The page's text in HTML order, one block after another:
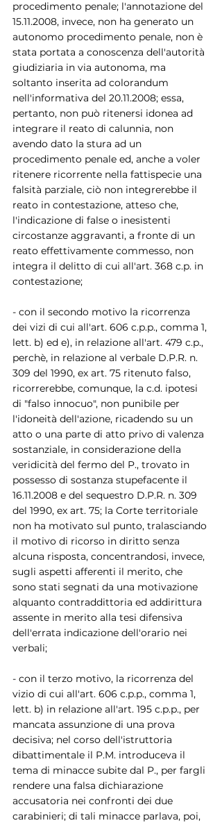
procedimento penale; l'annotazione del
15.11.2008, invece, non ha generato un
autonomo procedimento penale, non è
stata portata a conoscenza dell'autorità
giudiziaria in via autonoma, ma
soltanto inserita ad colorandum
nell'informativa del 20.11.2008; essa,
pertanto, non può ritenersi idonea ad
integrare il reato di calunnia, non
avendo dato la stura ad un
procedimento penale ed, anche a voler
ritenere ricorrente nella fattispecie una
falsità parziale, ciò non integrerebbe il
reato in contestazione, atteso che,
l'indicazione di false o inesistenti
circostanze aggravanti, a fronte di un
reato effettivamente commesso, non
integra il delitto di cui all'art. 368 c.p. in
contestazione;
- con il secondo motivo la ricorrenza
dei vizi di cui all'art. 606 c.p.p., comma 1,
lett. b) ed e), in relazione all'art. 479 c.p.,
perchè, in relazione al verbale D.P.R. n.
309 del 1990, ex art. 75 ritenuto falso,
ricorrerebbe, comunque, la c.d. ipotesi
di "falso innocuo", non punibile per
l'idoneità dell'azione, ricadendo su un
atto o una parte di atto privo di valenza
sostanziale, in considerazione della
veridicità del fermo del P., trovato in
possesso di sostanza stupefacente il
16.11.2008 e del sequestro D.P.R. n. 309
del 1990, ex art. 75; la Corte territoriale
non ha motivato sul punto, tralasciando
il motivo di ricorso in diritto senza
alcuna risposta, concentrandosi, invece,
sugli aspetti afferenti il merito, che
sono stati segnati da una motivazione
alquanto contraddittoria ed addirittura
assente in merito alla tesi difensiva
dell'errata indicazione dell'orario nei
verbali;
- con il terzo motivo, la ricorrenza del
vizio di cui all'art. 606 c.p.p., comma 1,
lett. b) in relazione all'art. 195 c.p.p., per
mancata assunzione di una prova
decisiva; nel corso dell'istruttoria
dibattimentale il P.M. introduceva il
tema di minacce subite dal P., per fargli
rendere una falsa dichiarazione
accusatoria nei confronti dei due
carabinieri; di tali minacce parlava, poi,